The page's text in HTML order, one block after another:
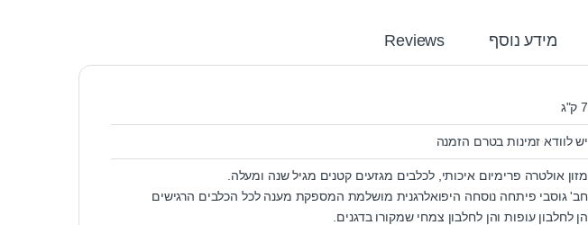
מידע נוסף Reviews
7 ק"ג
יש לוודא זמינות בטרם הזמנה
מזון אולטרה פרימיום איכותי, לכלבים מגזעים קטנים מגיל שנה ומעלה.
חב' גוסבי פיתחה נוסחה היפואלרגנית מושלמת המספקת מענה לכל הכלבים הרגישים
הן לחלבון עופות והן לחלבון צמחי שמקורו בדגנים.